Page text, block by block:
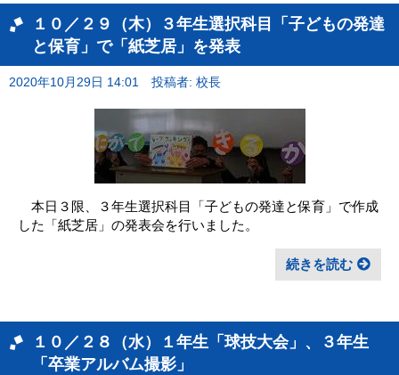
１０／２９（木）３年生選択科目「子どもの発達
と保育」で「紙芝居」を発表
2020年10月29日 14:01 投稿者: 校長
本日３限、３年生選択科目「子どもの発達と保育」で作成
した「紙芝居」の発表会を行いました。
続きを読む
１０／２８（水）１年生「球技大会」、３年生
「卒業アルバム撮影」